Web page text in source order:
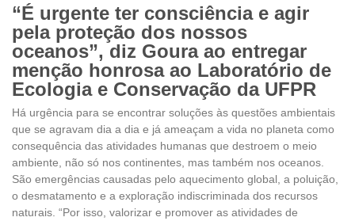
“É urgente ter consciência e agir
pela proteção dos nossos
oceanos”, diz Goura ao entregar
menção honrosa ao Laboratório de
Ecologia e Conservação da UFPR
Há urgência para se encontrar soluções às questões ambientais
que se agravam dia a dia e já ameaçam a vida no planeta como
consequência das atividades humanas que destroem o meio
ambiente, não só nos continentes, mas também nos oceanos.
São emergências causadas pelo aquecimento global, a poluição,
o desmatamento e a exploração indiscriminada dos recursos
naturais. “Por isso, valorizar e promover as atividades de